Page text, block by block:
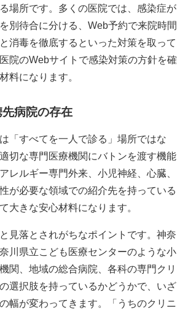
場所です。多くの医院では、感染症が
別待合に分ける、Web予約で来院時間
消毒を徹底するといった対策を取って
院のWebサイトで感染対策の方針を確
料になります。
病院の存在
「すべてを一人で診る」場所ではな
切な専門医療機関にバトンを渡す機能
レルギー専門外来、小児神経、心臓、
が必要な領域での紹介先を持っている
大きな安心材料になります。
見落とされがちなポイントです。神奈
川県立こども医療センターのような小
関、地域の総合病院、各科の専門クリ
選択肢を持っているかどうかで、いざ
幅が変わってきます。「うちのクリニ